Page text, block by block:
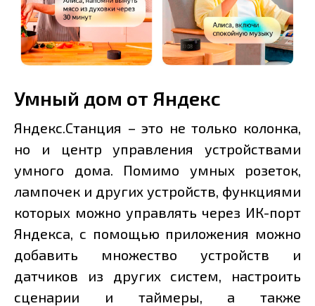
Умный дом от Яндекс
Яндекс.Станция – это не только колонка,
но и центр управления устройствами
умного дома. Помимо умных розеток,
лампочек и других устройств, функциями
которых можно управлять через ИК-порт
Яндекса, с помощью приложения можно
добавить множество устройств и
датчиков из других систем, настроить
сценарии и таймеры, а также